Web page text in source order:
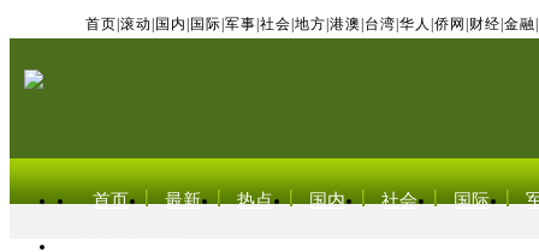
首页 滚动 国内 国际 军事 社会 地方 港澳 台湾 华人 侨网 财经 金融
首页 最新 热点 国内 社会 国际